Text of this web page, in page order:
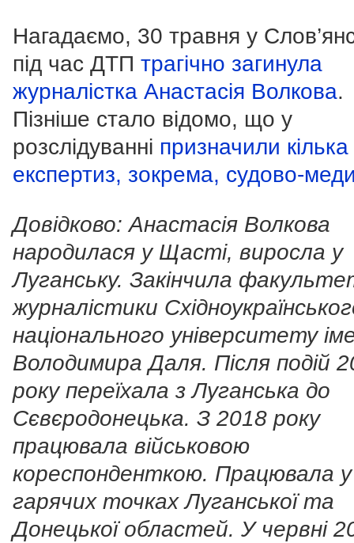
Нагадаємо, 30 травня у
під час ДТП трагічно загинула
журналістка Анастасія Волкова.
Пізніше стало відомо, що у
розслідуванні призначили кілька
експертиз, зокрема, судово-
Довідково: Анастасія Волкова
народилася у Щасті, виросла у
Луганську. Закінчила
журналістики
національного університету
Володимира Даля. Після подій
року переїхала з Луганська до
Сєвєродонецька. З 2018 року
працювала військовою
кореспонденткою. Працювала у
гарячих точках Луганської та
Донецької областей. У червні